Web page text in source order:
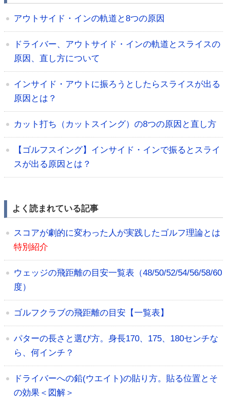
アウトサイド・インの軌道と8つの原因
ドライバー、アウトサイド・インの軌道とスライスの
原因、直し方について
インサイド・アウトに振ろうとしたらスライスが出る
原因とは？
カット打ち（カットスイング）の8つの原因と直し方
【ゴルフスイング】インサイド・インで振るとスライ
スが出る原因とは？
よく読まれている記事
スコアが劇的に変わった人が実践したゴルフ理論とは
特別紹介
ウェッジの飛距離の目安一覧表（48/50/52/54/56/58/60
度）
ゴルフクラブの飛距離の目安【一覧表】
パターの長さと選び方。身長170、175、180センチな
ら、何インチ？
ドライバーへの鉛(ウエイト)の貼り方。貼る位置とそ
の効果＜図解＞